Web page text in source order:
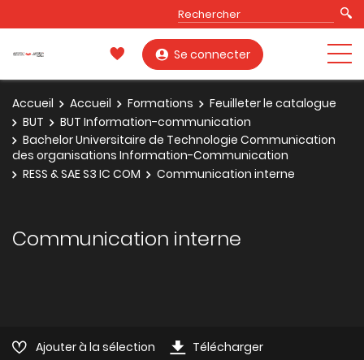
Se connecter
Accueil Accueil Formations
Feuilleter le catalogue
BUT
BUT Information-communication
Bachelor Universitaire de Technologie Communication
des organisations Information-Communication
RESS & SAE S3 IC COM
Communication interne
Communication interne
Ajouter à la sélection Télécharger